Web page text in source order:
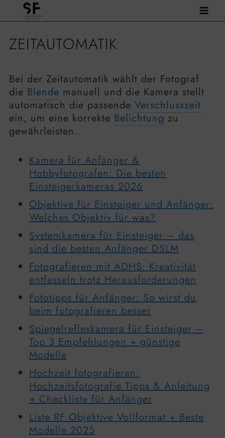
Inhalt
ZEITAUTOMATIK
Bei der Zeitautomatik wählt der Fotograf
die Blende manuell und die Kamera stellt
automatisch die passende Verschlusszeit
ein, um eine korrekte Belichtung zu
gewährleisten.
Kamera für Anfänger &
Hobbyfotografen: Die besten
Einsteigerkameras 2026
Objektive für Einsteiger und Anfänger:
Welches Objektiv für was?
Systemkamera für Einsteiger – das
sind die besten Anfänger DSLM
Fotografieren mit ADHS: Kreativität
entfesseln trotz Herausforderungen
Fototipps für Anfänger: So wirst du
beim fotografieren besser
Spiegelreflexkamera für Einsteiger –
Top 3 Empfehlungen + günstige
Modelle
Hochzeit fotografieren:
Hochzeitsfotografie Tipps & Anleitung
+ Checkliste für Anfänger
Liste RF Objektive Vollformat + Beste
Modelle 2025